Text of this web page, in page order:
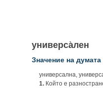
универса̀лен
Значение на думата
универсална,
1. Който е